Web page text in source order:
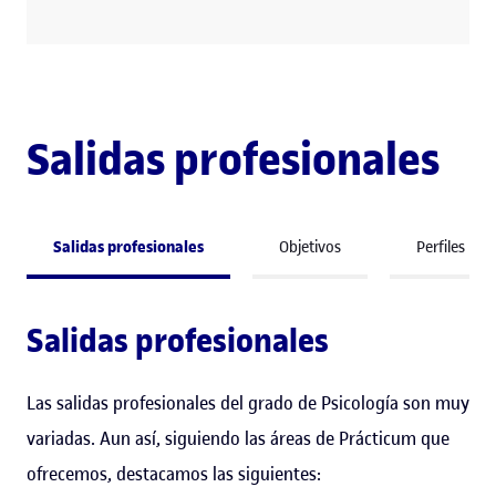
Salidas profesionales
Salidas profesionales Objetivos Perfiles
Salidas profesionales
Las salidas profesionales del grado de Psicología son muy
variadas. Aun así, siguiendo las áreas de Prácticum que
ofrecemos, destacamos las siguientes: